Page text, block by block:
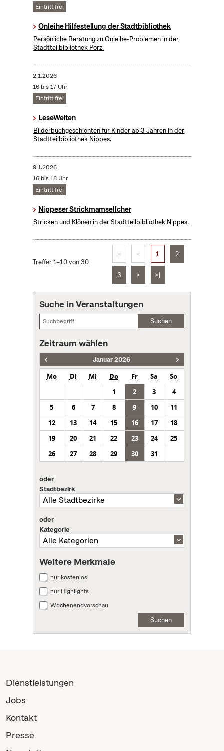
Eintritt frei
Onleihe Hilfestellung der Stadtbibliothek
Persönliche Beratung zu Onleihe-Problemen in der
Stadtteilbibliothek Porz.
2.1.2026
16 bis 17 Uhr
Eintritt frei
LeseWelten
Bilderbuchgeschichten für Kinder ab 3 Jahren in der
Stadtteilbibliothek Nippes.
9.1.2026
16 bis 18 Uhr
Eintritt frei
Nippeser Strickmamsellcher
Stricken und Klönen in der Stadtteilbibliothek Nippes.
Treffer 1–10 von 30
|< < 1 2
3 > >|
Suche in Veranstaltungen
Suchen
Zeitraum wählen
Januar 2026
Mo Di Mi Do Fr Sa
So
1
2 3
4
5
6 7 8 9 10
11
12
13 14 15 16 17
18
19
20 21 22 23 24
25
26
27 28 29 30 31
oder
Stadtbezirk
oder
Kategorie
Weitere Merkmale
nur kostenlos
nur Highlights
Wochenendvorschau
Suchen
Dienstleistungen
Jobs
Kontakt
Presse